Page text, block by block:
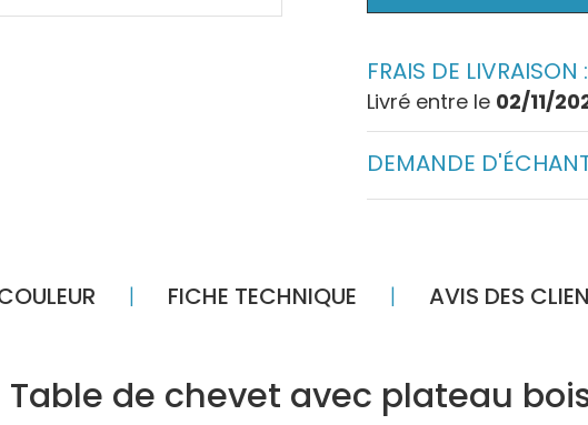
FRAIS DE LIVRAISON :
Livré entre le 02/11/
DEMANDE
FICHE TECHNIQUE AVIS DES
| Table de chevet avec plateau